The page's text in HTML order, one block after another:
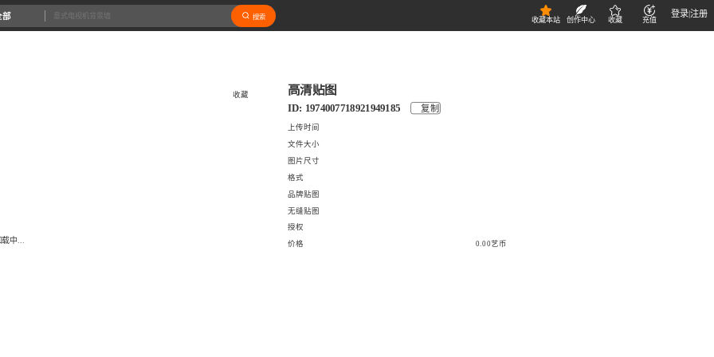
部 搜索 收藏本站 创作中心 收藏 充值
登录|注册
载中...
收藏 高清贴图
ID: 1974007718921949185 复制
上传时间
文件大小
图片尺寸
格式
品牌贴图
无缝贴图
授权
价格 0.00艺币